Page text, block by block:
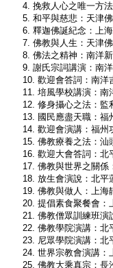
4. 挽救人心之唯一方
5. 和平與慈悲：天津
6. 釋迦佛誕紀念：上
7. 佛教與人生：天津
8. 佛法之精神：南洋
9. 謝氏宗詞講演：南
10. 歡迎會答詞：南洋
11. 培風學校講演：南
12. 修身攝心之法：監
13. 國民應盡天職：福
14. 歡迎會演講：福州
15. 佛教療養之法：汕
16. 歡迎大會答詞：北
17. 佛教與世界之關係
18. 放生會演說：北平
19. 佛教與做人：上海
20. 提倡素食聚餐會：
21. 佛教僧眾訓練班演
22. 佛教學院演講：北
23. 尼眾學院演講：北
24. 世界宗教會演講：
25. 佛教大乘真宗：長